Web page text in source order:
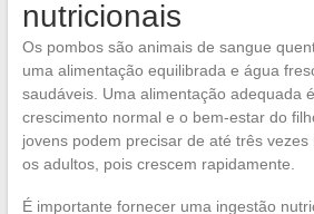
nutricionais
Os pombos são animais de sangue
uma alimentação equilibrada e água
saudáveis. Uma alimentação adequada
crescimento normal e o bem-estar do
jovens podem precisar de até três
os adultos, pois crescem rapidamente.
É importante fornecer uma ingestão